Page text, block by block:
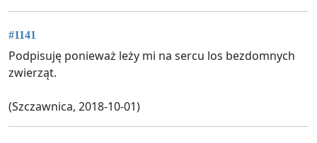
#1141
Podpisuję ponieważ leży mi na sercu los bezdomnych
zwierząt.
(Szczawnica, 2018-10-01)